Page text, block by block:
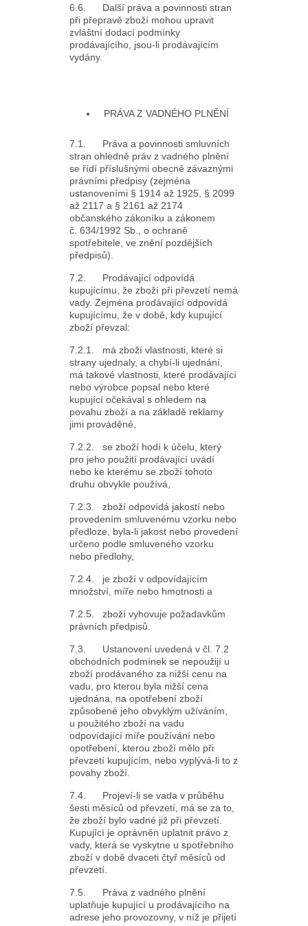
6.6. Další práva a povinnosti stran
při přepravě zboží mohou upravit
zvláštní dodací podmínky
prodávajícího, jsou-li prodávajícím
vydány.
PRÁVA Z VADNÉHO PLNĚNÍ
7.1. Práva a povinnosti smluvních
stran ohledně práv z vadného plnění
se řídí příslušnými obecně závaznými
právními předpisy (zejména
ustanoveními § 1914 až 1925, § 2099
až 2117 a § 2161 až 2174
občanského zákoníku a zákonem
č. 634/1992 Sb., o ochraně
spotřebitele, ve znění pozdějších
předpisů).
7.2. Prodávající odpovídá
kupujícímu, že zboží při převzetí nemá
vady. Zejména prodávající odpovídá
kupujícímu, že v době, kdy kupující
zboží převzal:
7.2.1. má zboží vlastnosti, které si
strany ujednaly, a chybí-li ujednání,
má takové vlastnosti, které prodávající
nebo výrobce popsal nebo které
kupující očekával s ohledem na
povahu zboží a na základě reklamy
jimi prováděné,
7.2.2. se zboží hodí k účelu, který
pro jeho použití prodávající uvádí
nebo ke kterému se zboží tohoto
druhu obvykle používá,
7.2.3. zboží odpovídá jakostí nebo
provedením smluvenému vzorku nebo
předloze, byla-li jakost nebo provedení
určeno podle smluveného vzorku
nebo předlohy,
7.2.4. je zboží v odpovídajícím
množství, míře nebo hmotnosti a
7.2.5. zboží vyhovuje požadavkům
právních předpisů.
7.3. Ustanovení uvedená v čl. 7.2
obchodních podmínek se nepoužijí u
zboží prodávaného za nižší cenu na
vadu, pro kterou byla nižší cena
ujednána, na opotřebení zboží
způsobené jeho obvyklým užíváním,
u použitého zboží na vadu
odpovídající míře používání nebo
opotřebení, kterou zboží mělo při
převzetí kupujícím, nebo vyplývá-li to z
povahy zboží.
7.4. Projeví-li se vada v průběhu
šesti měsíců od převzetí, má se za to,
že zboží bylo vadné již při převzetí.
Kupující je oprávněn uplatnit právo z
vady, která se vyskytne u spotřebního
zboží v době dvaceti čtyř měsíců od
převzetí.
7.5. Práva z vadného plnění
uplatňuje kupující u prodávajícího na
adrese jeho provozovny, v níž je přijetí